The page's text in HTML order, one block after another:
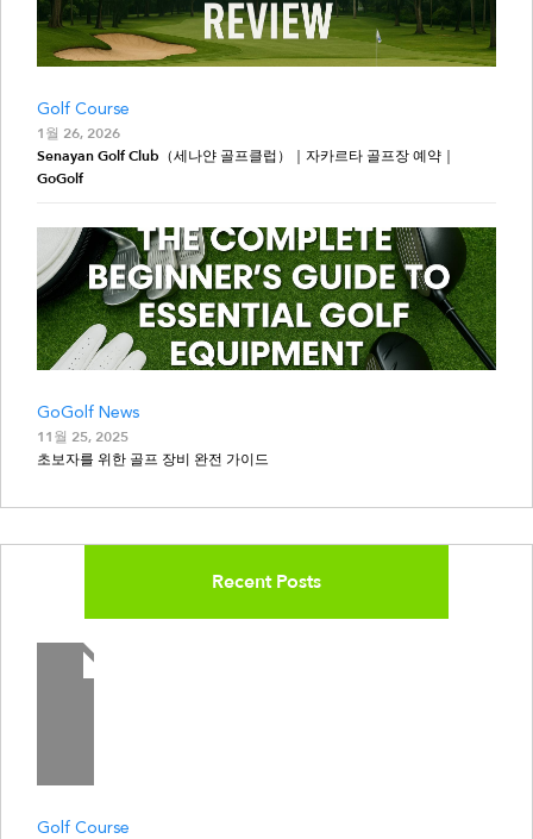
Golf Course
1월 26, 2026
Senayan Golf Club（세나얀 골프클럽）｜자카르타 골프장 예약｜
GoGolf
GoGolf News
11월 25, 2025
초보자를 위한 골프 장비 완전 가이드
Recent Posts
Golf Course